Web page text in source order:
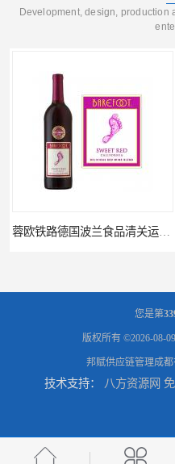
Development, design, production
蓉欧铁路德国波兰食品清关运输门到门
蓉欧铁路波兰罗兹食品成都清关物流
您是第
版权所有 ©2026-08-09
邦赋供应链管理成都
技术支持： 八方资源网